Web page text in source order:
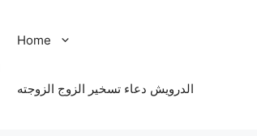
Home
الدرویش دعاء تسخير الزوج الزوجته